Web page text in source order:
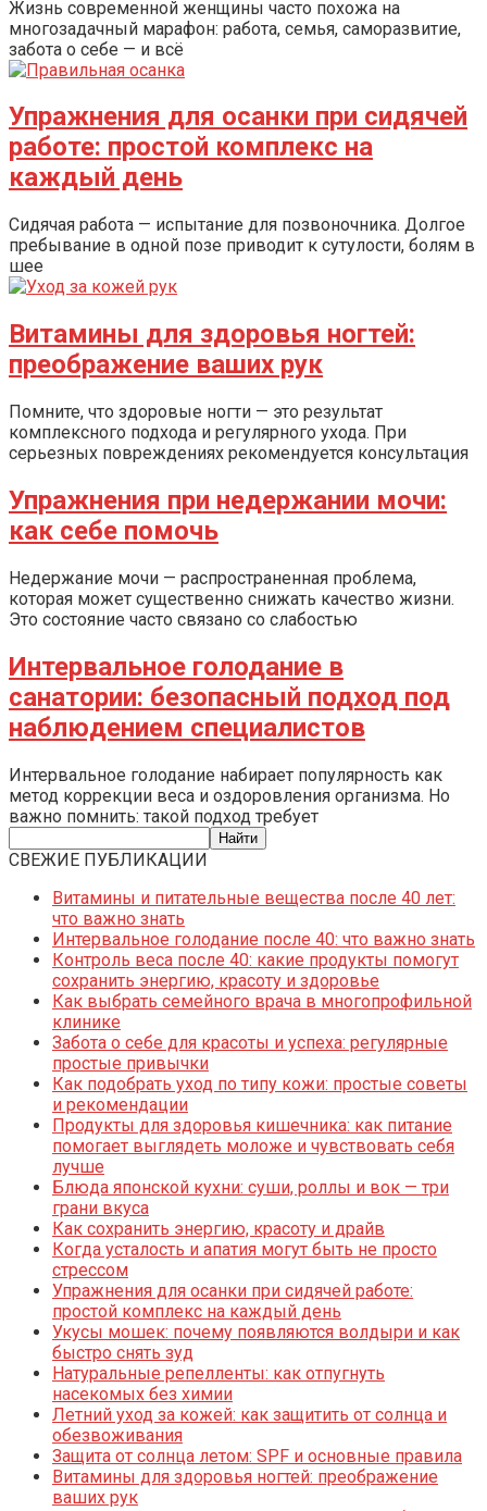
Жизнь современной женщины часто похожа на
многозадачный марафон: работа, семья, саморазвитие,
забота о себе — и всё
Упражнения для осанки при сидячей
работе: простой комплекс на
каждый день
Сидячая работа — испытание для позвоночника. Долгое
пребывание в одной позе приводит к сутулости, болям в
шее
Витамины для здоровья ногтей:
преображение ваших рук
Помните, что здоровые ногти — это результат
комплексного подхода и регулярного ухода. При
серьезных повреждениях рекомендуется консультация
Упражнения при недержании мочи:
как себе помочь
Недержание мочи — распространенная проблема,
которая может существенно снижать качество жизни.
Это состояние часто связано со слабостью
Интервальное голодание в
санатории: безопасный подход под
наблюдением специалистов
Интервальное голодание набирает популярность как
метод коррекции веса и оздоровления организма. Но
важно помнить: такой подход требует
СВЕЖИЕ ПУБЛИКАЦИИ
Витамины и питательные вещества после 40 лет:
что важно знать
Интервальное голодание после 40: что важно знать
Контроль веса после 40: какие продукты помогут
сохранить энергию, красоту и здоровье
Как выбрать семейного врача в многопрофильной
клинике
Забота о себе для красоты и успеха: регулярные
простые привычки
Как подобрать уход по типу кожи: простые советы
и рекомендации
Продукты для здоровья кишечника: как питание
помогает выглядеть моложе и чувствовать себя
лучше
Блюда японской кухни: суши, роллы и вок — три
грани вкуса
Как сохранить энергию, красоту и драйв
Когда усталость и апатия могут быть не просто
стрессом
Упражнения для осанки при сидячей работе:
простой комплекс на каждый день
Укусы мошек: почему появляются волдыри и как
быстро снять зуд
Натуральные репелленты: как отпугнуть
насекомых без химии
Летний уход за кожей: как защитить от солнца и
обезвоживания
Защита от солнца летом: SPF и основные правила
Витамины для здоровья ногтей: преображение
ваших рук